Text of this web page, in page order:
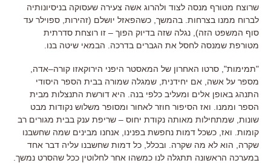
שרוצח מטורף מנסה לצוד ולהרוג אשה צעירה שעסוקה בניסיונותיה
לברוח ממנו בצרחות בהמשך כשהפאזל יושלם (זהירות ספוילר עד
סוף המשפט הזה), נגלה שזה בדיוק הפוך – זו רוצחת סדרתית
מטורפת שמנסה לחסל את הגברים בדרכה
הבמאי שיטה בנו
"תמימות", סרטו האחרון של המאסטר היפני הירוקאזו קורה–אדה
מספר על אשה
אם יחידנית שמגלה שמורה בבית הספר היסודי
התנהג באופן אלים ומעליב כלפי בנה
היא דורשת התנצלות מבית
הספר וממנו
ואז הסיפור חוזר לאחור ומסופר משלוש נקודות מבט
שונות שמתחילות מאותה נקודת יחוס – שריפת ענק בבית מגורים רב
קומות ואז כשכל דמות נחפשת בפנינו
אנחנו מבינים שמה שחשבנו
שקרה
הוא לא מה שקרה ובכלל כל דמות שחשבנו עליה דבר אחד
במערכה הראשונה תתגלה לנו כמשהו אחר לחלוטין ככל שהסרט נמשך